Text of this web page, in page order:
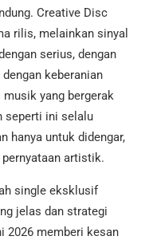
Creative Disc
rilis, melainkan sinyal
serius, dengan
keberanian
yang bergerak
seperti ini selalu
hanya untuk didengar,
artistik.
single eksklusif
jelas dan strategi
2026 memberi kesan